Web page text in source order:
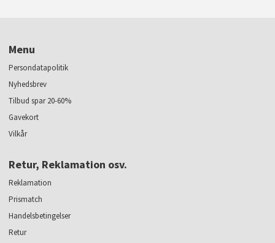
Menu
Persondatapolitik
Nyhedsbrev
Tilbud spar 20-60%
Gavekort
Vilkår
Retur, Reklamation osv.
Reklamation
Prismatch
Handelsbetingelser
Retur